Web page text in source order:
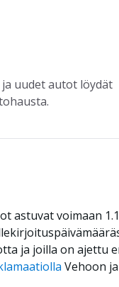
uudet autot löydät
astuvat voimaan
ja joilla on ajettu
Vehoon